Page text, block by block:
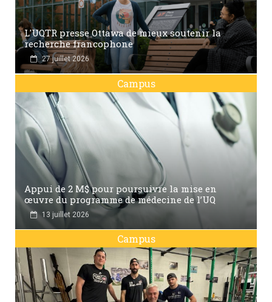
L'UQTR presse Ottawa de mieux soutenir la
recherche francophone
27 juillet 2026
Campus
Appui de 2 M$ pour poursuivre la mise en
œuvre du programme de médecine de l’UQ
13 juillet 2026
Campus